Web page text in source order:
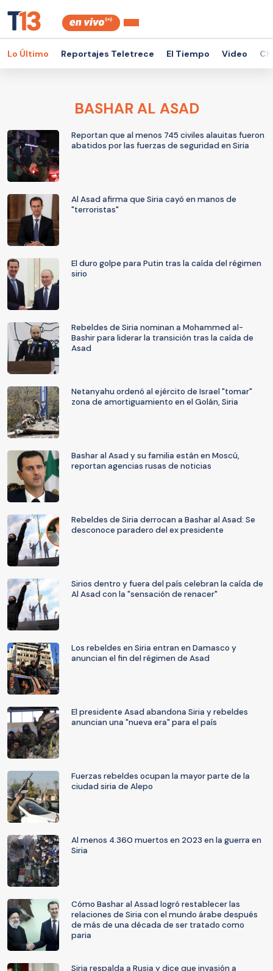
Lo Último Reportajes Teletrece El Tiempo Video
BASHAR AL ASAD
Reportan que al menos 745 civiles alauitas fueron
abatidos por las fuerzas de seguridad en Siria
Al Asad afirma que Siria cayó en manos de
"terroristas"
El duro golpe para Putin tras la caída del régimen
sirio
Rebeldes de Siria nominan a Mohammed al-
Bashir para liderar la transición tras la caída de
Asad
Netanyahu ordenó al ejército de Israel "tomar"
zona de amortiguamiento en el Golán, Siria
Bashar al Asad y su familia están en Moscú,
reportan agencias rusas de noticias
Rebeldes de Siria derrocan a Bashar al Asad: Se
desconoce paradero del ex presidente
Sirios dentro y fuera del país celebran la caída de
Al Asad con la "sensación de renacer"
Los rebeldes en Siria entran en Damasco y
anuncian el fin del régimen de Asad
El presidente Asad abandona Siria y rebeldes
anuncian una "nueva era" para el país
Fuerzas rebeldes ocupan la mayor parte de la
ciudad siria de Alepo
Al menos 4.360 muertos en 2023 en la guerra en
Siria
Cómo Bashar al Assad logró restablecer las
relaciones de Siria con el mundo árabe después
de más de una década de ser tratado como
paria
Siria respalda a Rusia y dice que invasión a